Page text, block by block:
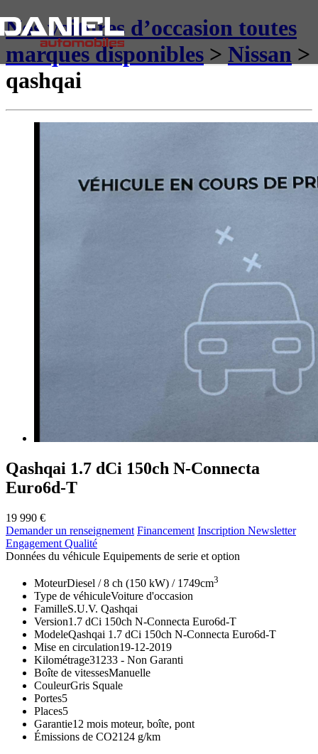
Nos voitures d’occasion toutes
marques disponibles > Nissan >
qashqai
Qashqai 1.7 dCi 150ch N-Connecta
Euro6d-T
19 990 €
Demander un renseignement Financement Inscription Newsletter
Engagement Qualité
Données du véhicule Equipements de serie et option
MoteurDiesel / 8 ch (150 kW) / 1749cm3
Type de véhiculeVoiture d'occasion
FamilleS.U.V. Qashqai
Version1.7 dCi 150ch N-Connecta Euro6d-T
ModeleQashqai 1.7 dCi 150ch N-Connecta Euro6d-T
Mise en circulation19-12-2019
Kilométrage31233 - Non Garanti
Boîte de vitessesManuelle
CouleurGris Squale
Portes5
Places5
Garantie12 mois moteur, boîte, pont
Émissions de CO2124 g/km